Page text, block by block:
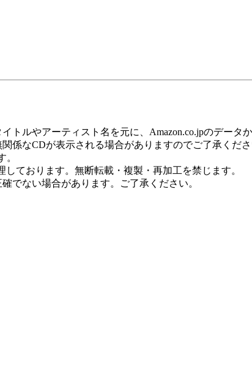
ルやアーティスト名を元に、Amazon.co.jpのデータ
係なCDが表示される場合がありますのでご了承くださ
。
ております。無断転載・複製・再加工を禁じます。
でない場合があります。ご了承ください。